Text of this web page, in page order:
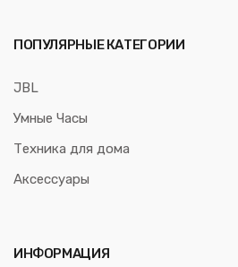
ПОПУЛЯРНЫЕ КАТЕГОРИИ
JBL
Умные Часы
Техника для дома
Аксессуары
ИНФОРМАЦИЯ